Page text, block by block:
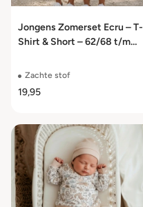
Jongens Zomerset Ecru – T-
Shirt & Short – 62/68 t/m
Zachte stof
19,95